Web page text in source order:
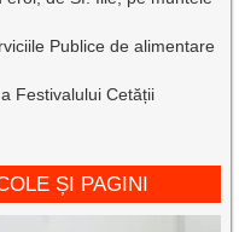
Publice de alimentare
Festivalului Cetății
ȘI PAGINI